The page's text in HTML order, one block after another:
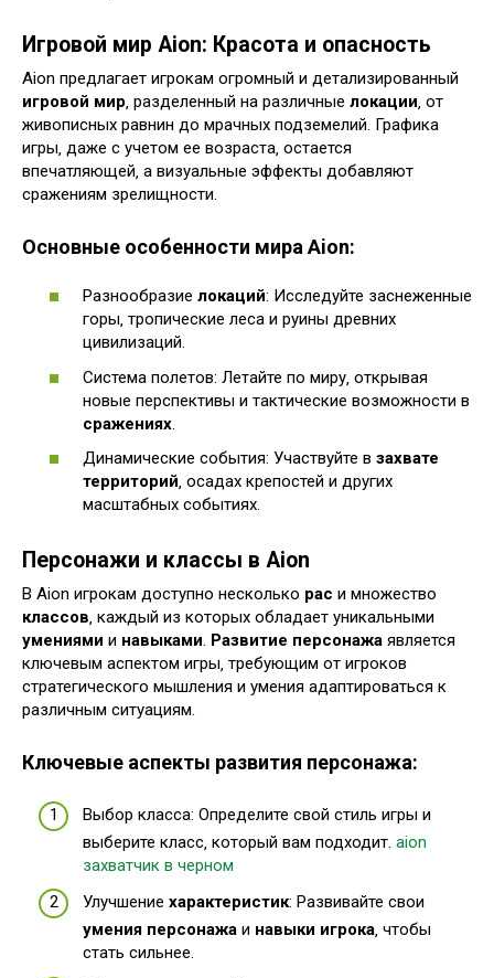
Игровой мир Aion: Красота и опасность
Aion предлагает игрокам огромный и детализированный
игровой мир ‚ разделенный на различные локации ‚ от
живописных равнин до мрачных подземелий. Графика
игры‚ даже с учетом ее возраста‚ остается
впечатляющей‚ а визуальные эффекты добавляют
сражениям зрелищности.
Основные особенности мира Aion:
Разнообразие локаций: Исследуйте заснеженные
горы‚ тропические леса и руины древних
цивилизаций.
Система полетов: Летайте по миру‚ открывая
новые перспективы и тактические возможности в
сражениях
Динамические события: Участвуйте в захвате
территорий‚ осадах крепостей и других
масштабных событиях.
Персонажи и классы в Aion
В Aion игрокам доступно несколько рас и множество
классов‚ каждый из которых обладает уникальными
умениями и навыками. Развитие персонажа является
ключевым аспектом игры‚ требующим от игроков
стратегического мышления и умения адаптироваться к
различным ситуациям.
Ключевые аспекты развития персонажа:
Выбор класса: Определите свой стиль игры и
выберите класс‚ который вам подходит. aion
захватчик в черном
Улучшение характеристик: Развивайте свои
умения персонажа и навыки игрока‚ чтобы
стать сильнее.